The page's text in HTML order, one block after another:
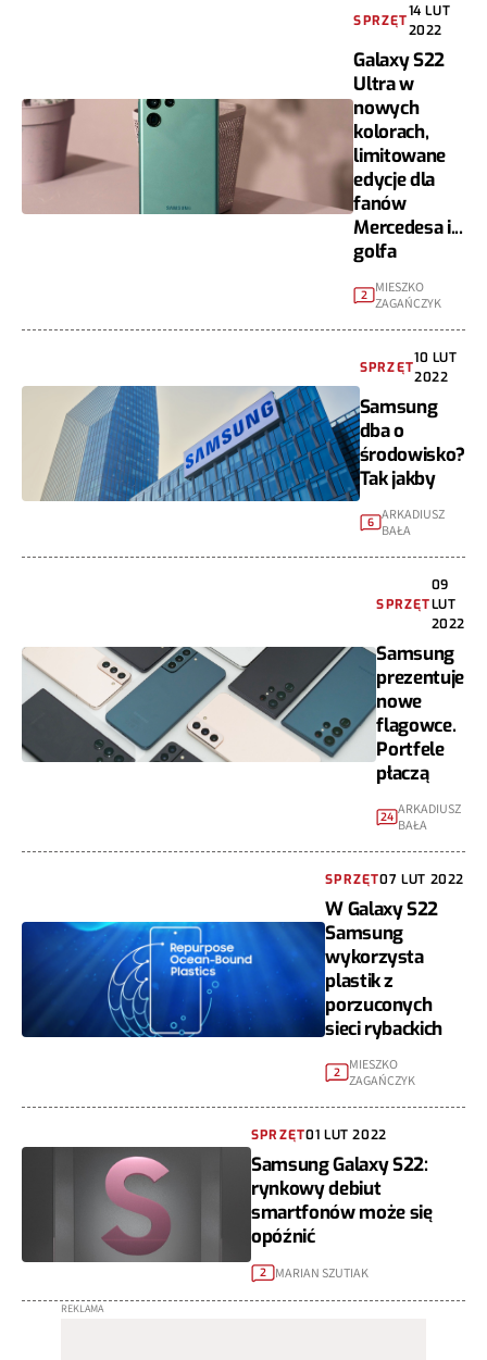
SPRZĘT
14 LUT
2022
Galaxy S22
Ultra w
nowych
kolorach,
limitowane
edycje dla
fanów
Mercedesa i...
golfa
2
MIESZKO
ZAGAŃCZYK
SPRZĘT
10 LUT
2022
Samsung
dba o
środowisko?
Tak jakby
6 ARKADIUSZ
BAŁA
SPRZĘT
09
LUT
2022
Samsung
prezentuje
nowe
flagowce.
Portfele
płaczą
24 ARKADIUSZ
BAŁA
SPRZĘT07 LUT 2022
W Galaxy S22
Samsung
wykorzysta
plastik z
porzuconych
sieci rybackich
2
MIESZKO
ZAGAŃCZYK
SPRZĘT01 LUT 2022
Samsung Galaxy S22:
rynkowy debiut
smartfonów może się
opóźnić
2 MARIAN SZUTIAK